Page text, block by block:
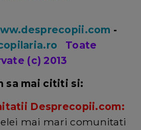
-
Toate
(c) 2013
sa mai cititi si:
Desprecopii.com:
mai mari comunitati